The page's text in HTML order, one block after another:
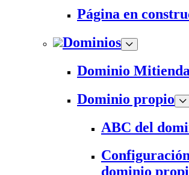
Página en
Dominios
Dominio
Dominio propio
ABC del
dominio